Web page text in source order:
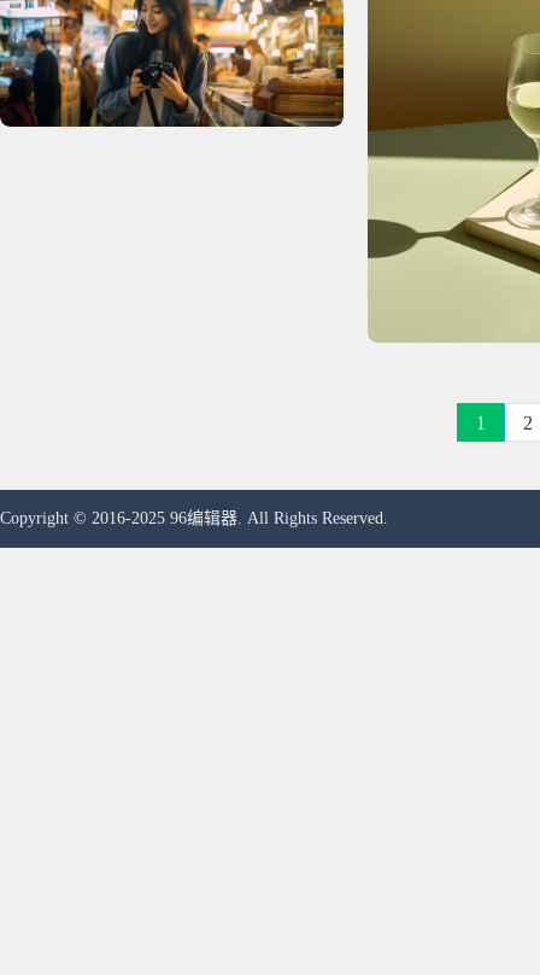
1 2
Copyright © 2016-2025 96编辑器. All Rights Reserved.